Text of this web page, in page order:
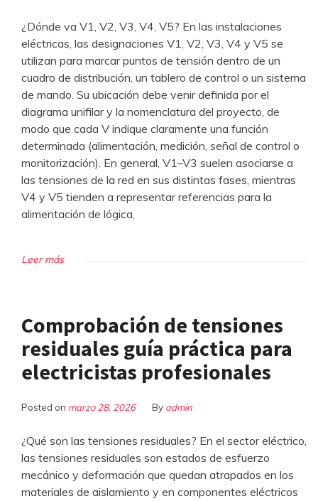
¿Dónde va V1, V2, V3, V4, V5? En las instalaciones
eléctricas, las designaciones V1, V2, V3, V4 y V5 se
utilizan para marcar puntos de tensión dentro de un
cuadro de distribución, un tablero de control o un sistema
de mando. Su ubicación debe venir definida por el
diagrama unifilar y la nomenclatura del proyecto, de
modo que cada V indique claramente una función
determinada (alimentación, medición, señal de control o
monitorización). En general, V1–V3 suelen asociarse a
las tensiones de la red en sus distintas fases, mientras
V4 y V5 tienden a representar referencias para la
alimentación de lógica,
Leer más
Comprobación de tensiones
residuales guía práctica para
electricistas profesionales
Posted on marzo 28, 2026 By admin
¿Qué son las tensiones residuales? En el sector eléctrico,
las tensiones residuales son estados de esfuerzo
mecánico y deformación que quedan atrapados en los
materiales de aislamiento y en componentes eléctricos